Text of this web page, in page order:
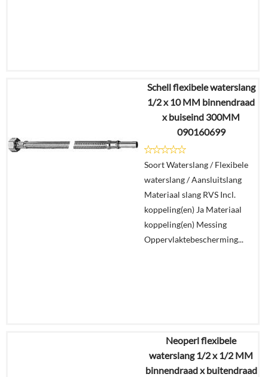
€11,72
€8,21
In
winkelmand
Schell flexibele waterslang
1/2 x 10 MM binnendraad
x buiseind 300MM
090160699
Soort Waterslang / Flexibele
waterslang / Aansluitslang
Materiaal slang RVS Incl.
koppeling(en) Ja Materiaal
koppeling(en) Messing
Oppervlaktebescherming...
€12,86
€10,42
Neoperl flexibele
waterslang 1/2 x 1/2 MM
binnendraad x buitendraad